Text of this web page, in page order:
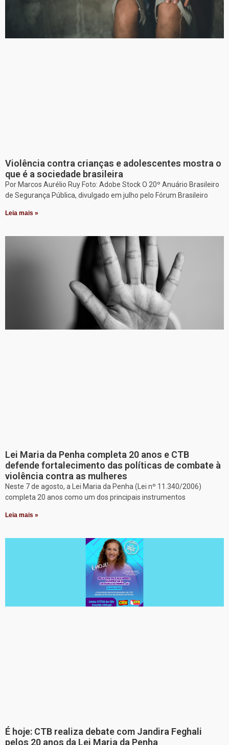
Violência contra crianças e adolescentes mostra o
que é a sociedade brasileira
Por Marcos Aurélio Ruy Foto: Adobe Stock O 20º Anuário Brasileiro
de Segurança Pública, divulgado em julho pelo Fórum Brasileiro
Leia mais »
Lei Maria da Penha completa 20 anos e CTB
defende fortalecimento das políticas de combate à
violência contra as mulheres
Neste 7 de agosto, a Lei Maria da Penha (Lei nº 11.340/2006)
completa 20 anos como um dos principais instrumentos
Leia mais »
É hoje: CTB realiza debate com Jandira Feghali
pelos 20 anos da Lei Maria da Penha